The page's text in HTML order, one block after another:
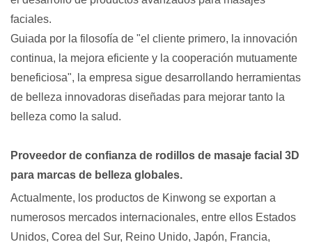
faciales.
Guiada por la filosofía de "el cliente primero, la innovación
continua, la mejora eficiente y la cooperación mutuamente
beneficiosa", la empresa sigue desarrollando herramientas
de belleza innovadoras diseñadas para mejorar tanto la
belleza como la salud.
Proveedor de confianza de rodillos de masaje facial 3D
para marcas de belleza globales.
Actualmente, los productos de Kinwong se exportan a
numerosos mercados internacionales, entre ellos Estados
Unidos, Corea del Sur, Reino Unido, Japón, Francia,